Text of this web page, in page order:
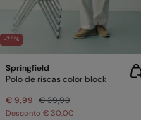
-75%
Springfield
Polo de riscas color block
€ 9,99 € 39,99
Desconto € 30,00